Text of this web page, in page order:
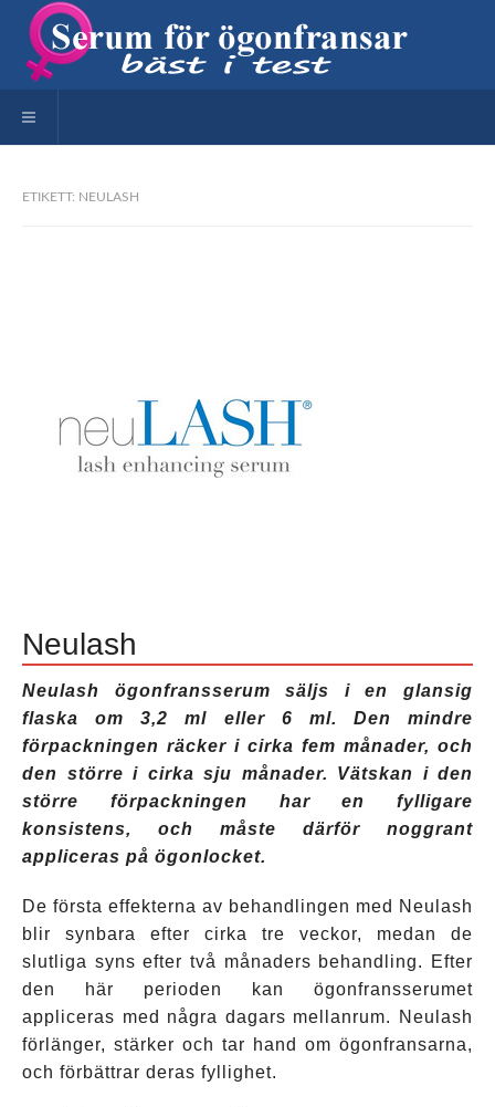
Toggle navigation
ETIKETT: NEULASH
Neulash
Neulash ögonfransserum säljs i en glansig
flaska om 3,2 ml eller 6 ml. Den mindre
förpackningen räcker i cirka fem månader, och
den större i cirka sju månader. Vätskan i den
större förpackningen har en fylligare
konsistens, och måste därför noggrant
appliceras på ögonlocket.
De första effekterna av behandlingen med Neulash
blir synbara efter cirka tre veckor, medan de
slutliga syns efter två månaders behandling. Efter
den här perioden kan ögonfransserumet
appliceras med några dagars mellanrum. Neulash
förlänger, stärker och tar hand om ögonfransarna,
och förbättrar deras fyllighet.